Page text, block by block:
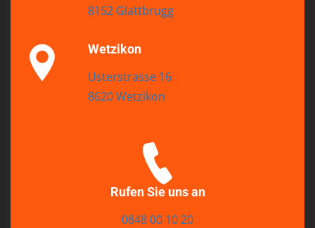
8152 Glattbrugg
Wetzikon
Usterstrasse 16
8620 Wetzikon
Rufen Sie uns an
0848 00 10 20